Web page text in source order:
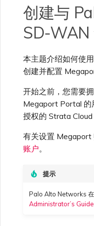
设置 Megaport 账户
Megaport Portal 控制台
了解服务页面
连接到 Latitude.sh
了解位置信息
使用 Megaport 解决方案现
代化 MPLS 网络
作为服务提供商使用
Megaport 全球网状 WAN
Megaport 上云即服务
IPsec
云原生 VPN 加密
高速跨云加密
订购本地环路
Port 冗余
链路聚合组（LAG）
停用 Port
迁移 VXC
设置服务密钥
使用服务密钥创建连接
配置 Q-in-Q
更改合约 VXC 的速率
MCR
MVE
终止 Megaport Internet 连
MCR
MVE
MCR 冗余
创建 MCR
创建 MCR VXC
配置 MCR
使用数据包过滤
规划部署
创建 MVE
创建 VXC
连接 MVE
终止 MVE
创建 MVE
创建 VXC
连接 MVE
终止 MVE
创建 MVE
创建 VXC
连接 MVE
终止 MVE
创建 MVE
创建 VXC
连接 MVE
终止 MVE
规划部署
创建 MVE
创建 VXC
连接 MVE
终止 MVE
创建 MVE
创建 VXC
连接 MVE
将 MPLS 与 SDCI 集成
终止 MVE
创建 MVE
创建 VXC
连接 MVE
终止 MVE
基于 FGSP 配置 Fortinet 防
创建 MVE
创建 VXC
连接 MVE
终止 MVE
规划部署
创建 VM-Series MVE
创建 VXC
连接 MVE
终止 MVE
在 Megaport Portal 中
建 MVE
在 Strata Cloud
后续步骤
参考资料
创建 MVE
创建 VXC
连接 MVE
终止 MVE
创建 MVE
创建 VXC
连接 MVE
终止 MVE
创建 MVE
创建 VXC
连接 MVE
终止 MVE
设置 IX
管理 IX
IX 工具与功能
创建个人资料
申请连接
Marketplace 通知
Marketplace 常见问题
监控 MCR
监控 MVE
监控服务状态
查看会话事件日志
管理个人资料
配置电子邮件通知
更新公司信息
管理最短合约期续订
管理 Megaport
Marketplace 个人资料
添加和修改用户
管理用户角色
VXC 定价与合约条款
Megaport Internet 定价与
约条款
IX 定价与合约条款
MCR 定价与合约条款
分配财务角色
更新账单信息
信用卡付款
了解 Megaport 账单
客户现场服务
管理用户
创建 Port
创建服务密钥
创建 VXC
更改 VXC 配置
创建 Megaport Terraform
Provider 配置文件
使用 Megaport Terraform
使用 Megaport 资源进行
Terraform 状态管理
导入现有生产服务
Server（公开测试版）
Port 与 VXC
MCR
MVE
Megaport Internet
支持请求门户
了解支持请求
升级支持案例
发送反馈
网络维护
创建与
SD-WAN
本主题介绍如何使
创建并配置
开始之前，您需要
Megaport Portal 的
授权的 Strata Cloud
有关设置 Megaport
账户。
提示
Palo Alto Networks 在
Administrator’s Guide